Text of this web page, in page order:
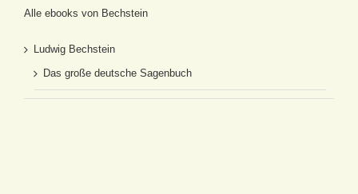
Alle ebooks von Bechstein
Ludwig Bechstein
Das große deutsche Sagenbuch